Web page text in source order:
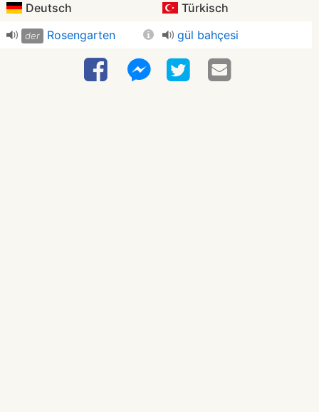
Deutsch Türkisch
der Rosengarten gül bahçesi